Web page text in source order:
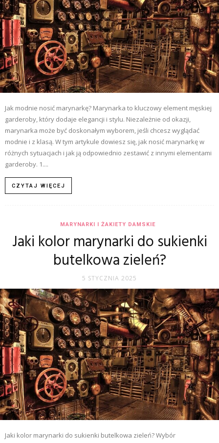
Jak modnie nosić marynarkę? Marynarka to kluczowy element męskiej
garderoby, który dodaje elegancji i stylu. Niezależnie od okazji,
marynarka może być doskonałym wyborem, jeśli chcesz wyglądać
modnie i z klasą. W tym artykule dowiesz się, jak nosić marynarkę w
różnych sytuacjach i jak ją odpowiednio zestawić z innymi elementami
garderoby. 1....
CZYTAJ WIĘCEJ
MARYNARKI I ŻAKIETY DAMSKIE
Jaki kolor marynarki do sukienki
butelkowa zieleń?
5 STYCZNIA 2025
Jaki kolor marynarki do sukienki butelkowa zieleń? Wybór